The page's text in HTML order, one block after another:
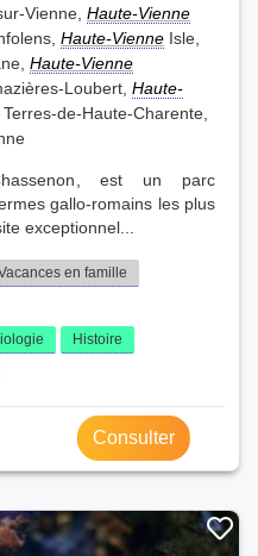
Vienne, Haute-Vienne
Haute-Vienne Isle,
Haute-Vienne
Loubert, Haute-
Terres-de-Haute-Charente,
est un parc
gallo-romains les plus
exceptionnel...
en famille
Histoire
Consulter